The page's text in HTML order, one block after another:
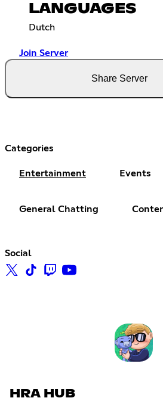
LANGUAGES
Dutch
Join Server
Share Server
Categories
Entertainment Events
General Chatting
Social
HRA HUB